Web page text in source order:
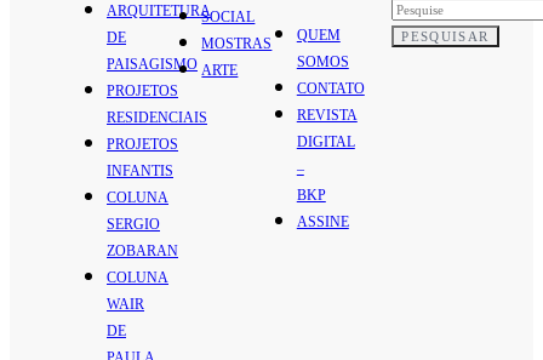
ARQUITETURA
DE
PAISAGISMO
PROJETOS
RESIDENCIAIS
PROJETOS
INFANTIS
COLUNA
SERGIO
ZOBARAN
COLUNA
WAIR
DE
SOCIAL
MOSTRAS
ARTE
QUEM
SOMOS
CONTATO
REVISTA
DIGITAL
–
BKP
ASSINE
PESQUISAR